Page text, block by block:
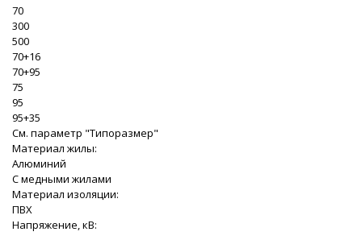
70
300
500
70+16
70+95
75
95
95+35
См. параметр "Типоразмер"
Материал жилы:
Алюминий
С медными жилами
Материал изоляции:
ПВХ
Напряжение, кВ: